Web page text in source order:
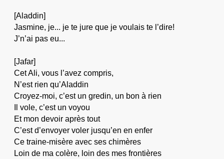
[Aladdin]
Jasmine, je... je te jure que je voulais te l’dire!
J’n’ai pas eu...
[Jafar]
Cet Ali, vous l’avez compris,
N’est rien qu’Aladdin
Croyez-moi, c’est un gredin, un bon à rien
Il vole, c’est un voyou
Et mon devoir après tout
C’est d’envoyer voler jusqu’en en enfer
Ce traine-misère avec ses chimères
Loin de ma colère, loin des mes frontières